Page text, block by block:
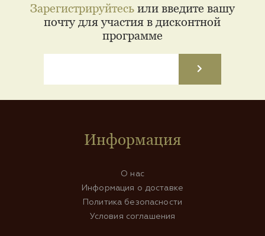
Зарегистрируйтесьили введите вашу
почту для участия в дисконтной
программе
Информация
О нас
Информация о доставке
Политика безопасности
Условия соглашения